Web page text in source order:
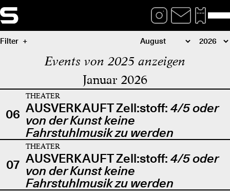
Filter
Events von 2025 anzeigen
Januar 2026
06
THEATER
AUSVERKAUFT Zell:stoff: 4/5 oder
von der Kunst keine
Fahrstuhlmusik zu werden
07
THEATER
AUSVERKAUFT Zell:stoff: 4/5 oder
von der Kunst keine
Fahrstuhlmusik zu werden